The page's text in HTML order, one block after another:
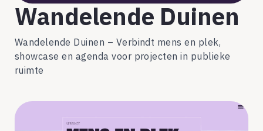
Wandelende Duinen
Wandelende Duinen – Verbindt mens en plek,
showcase en agenda voor projecten in publieke
ruimte